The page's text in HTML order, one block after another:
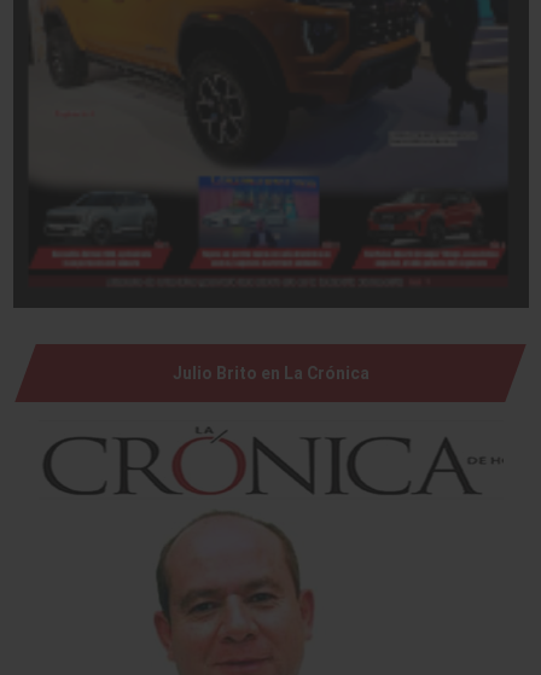
Julio Brito en La Crónica